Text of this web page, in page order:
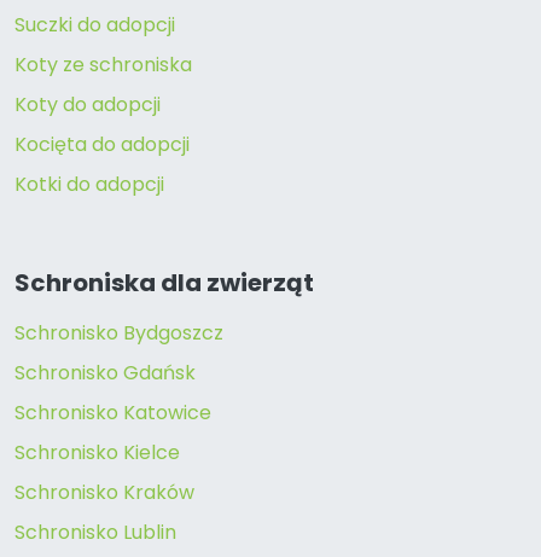
Suczki do adopcji
Koty ze schroniska
Koty do adopcji
Kocięta do adopcji
Kotki do adopcji
Schroniska dla zwierząt
Schronisko Bydgoszcz
Schronisko Gdańsk
Schronisko Katowice
Schronisko Kielce
Schronisko Kraków
Schronisko Lublin